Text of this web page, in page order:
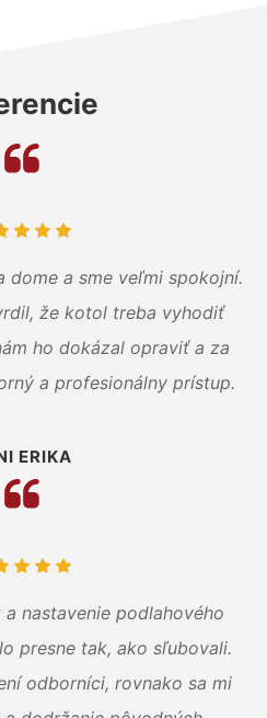
dome a sme veľmi spokojní.
že kotol treba vyhodiť
ho dokázal opraviť a za
a profesionálny prístup.
ERIKA
nastavenie podlahového
presne tak, ako sľubovali.
odborníci, rovnako sa mi